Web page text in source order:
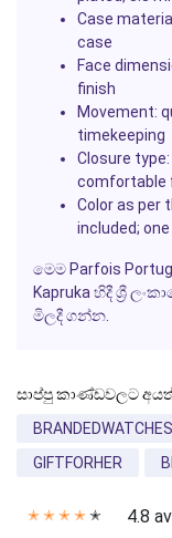
Case
case
Face
finish
Movement:
timekeeping
Closure type:
comfortable
Color as per
included;
මෙම Parfois
Kapruka හිදී ශ්‍රී
මිලදී ගන්න.
සාප්පු කාණ්ඩවලට
BRANDEDWATCHES
GIFTFORHER
✭ ✭ ✭ ✭ ✭ 4.8